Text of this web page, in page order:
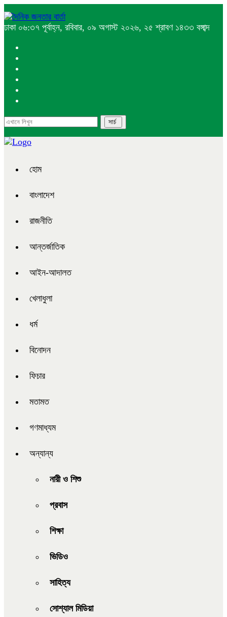
ঢাকা ০৬:৩৭ পূর্বাহ্ন, রবিবার, ০৯ অগাস্ট ২০২৬, ২৫ শ্রাবণ ১৪৩৩ বঙ্গাব্দ
হোম
বাংলাদেশ
রাজনীতি
আন্তর্জাতিক
আইন-আদালত
খেলাধুলা
ধর্ম
বিনোদন
ফিচার
মতামত
গণমাধ্যম
অন্যান্য
নারী ও শিশু
প্রবাস
শিক্ষা
ভিডিও
সাহিত্য
সোশ্যাল মিডিয়া